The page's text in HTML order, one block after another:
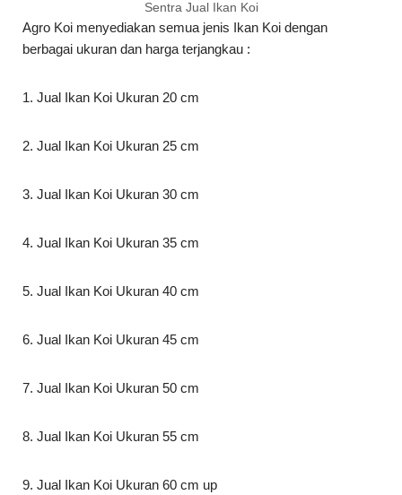
Sentra Jual Ikan Koi
Agro Koi menyediakan semua jenis Ikan Koi dengan
berbagai ukuran dan harga terjangkau :
1. Jual Ikan Koi Ukuran 20 cm
2. Jual Ikan Koi Ukuran 25 cm
3. Jual Ikan Koi Ukuran 30 cm
4. Jual Ikan Koi Ukuran 35 cm
5. Jual Ikan Koi Ukuran 40 cm
6. Jual Ikan Koi Ukuran 45 cm
7. Jual Ikan Koi Ukuran 50 cm
8. Jual Ikan Koi Ukuran 55 cm
9. Jual Ikan Koi Ukuran 60 cm up